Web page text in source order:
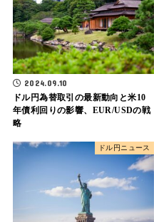
2024.09.10
ドル円為替取引の最新動向と米10
年債利回りの影響、EUR/USDの戦
略
ドル円ニュース